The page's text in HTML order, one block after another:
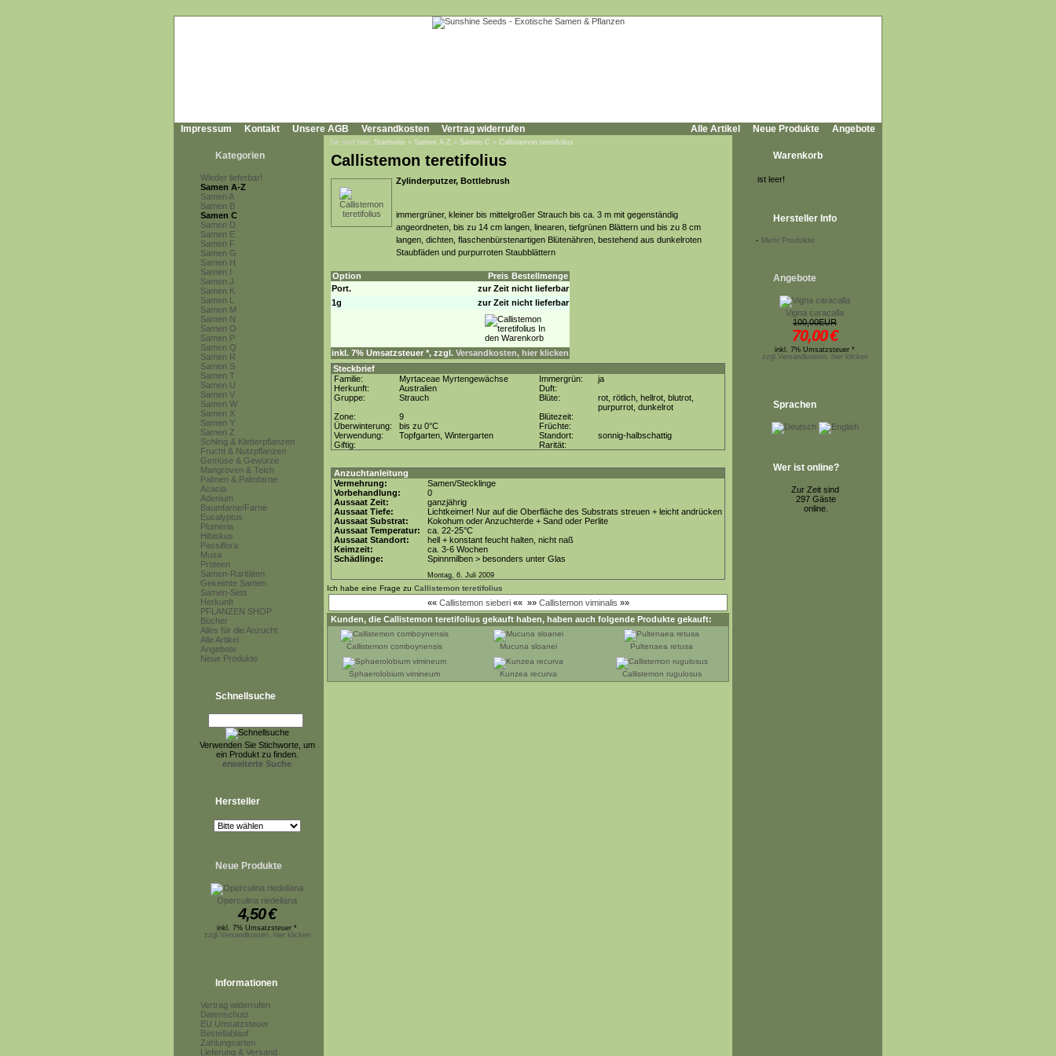
Impressum Kontakt Unsere AGB Versandkosten Vertrag widerrufen Alle Artikel Neue Produkte Angebote
Kategorien
Wieder lieferbar!
Samen A-Z
Samen A
Samen B
Samen C
Samen D
Samen E
Samen F
Samen G
Samen H
Samen I
Samen J
Samen K
Samen L
Samen M
Samen N
Samen O
Samen P
Samen Q
Samen R
Samen S
Samen T
Samen U
Samen V
Samen W
Samen X
Samen Y
Samen Z
Schling & Kletterpflanzen
Frucht & Nutzpflanzen
Gemüse & Gewürze
Mangroven & Teich
Palmen & Palmfarne
Acacia
Adenium
Baumfarne/Farne
Eucalyptus
Plumeria
Hibiskus
Passiflora
Musa
Proteen
Samen-Raritäten
Gekeimte Samen
Samen-Sets
Herkunft
PFLANZEN SHOP
Bücher
Alles für die Anzucht
Alle Artikel
Angebote
Neue Produkte
Schnellsuche
Verwenden Sie Stichworte, um
ein Produkt zu finden.
erweiterte Suche
Hersteller
Neue Produkte
Operculina riedeliana
4,50€
inkl. 7% Umsatzsteuer *
zzgl.Versandkosten, hier klicken
Informationen
Vertrag widerrufen
Datenschutz
EU Umsatzsteuer
Bestellablauf
Zahlungsarten
Lieferung & Versand
Sie sind hier: Startseite » Samen A-Z » Samen C » Callistemon teretifolius
Callistemon teretifolius
Zylinderputzer, Bottlebrush
immergrüner, kleiner bis mittelgroßer Strauch bis ca. 3 m mit gegenständig
angeordneten, bis zu 14 cm langen, linearen, tiefgrünen Blättern und bis zu 8 cm
langen, dichten, flaschenbürstenartigen Blütenähren, bestehend aus dunkelroten
Staubfäden und purpurroten Staubblättern
Option Preis Bestellmenge
Port.
zur Zeit nicht lieferbar
1g
zur Zeit nicht lieferbar
inkl. 7% Umsatzsteuer *, zzgl. Versandkosten, hier klicken
Steckbrief
Familie:
Myrtaceae Myrtengewächse Immergrün:
ja
Herkunft:
Australien
Duft:
Gruppe:
Strauch Blüte:
rot, rötlich, hellrot, blutrot,
purpurrot, dunkelrot
Zone:
9
Blütezeit:
Überwinterung:
bis zu 0°C
Früchte:
Verwendung:
Topfgarten, Wintergarten Standort:
sonnig-halbschattig
Giftig:
Rarität:
Anzuchtanleitung
Vermehrung:
Samen/Stecklinge
Vorbehandlung:
0
Aussaat Zeit:
ganzjährig
Aussaat Tiefe:
Lichtkeimer! Nur auf die Oberfläche des Substrats streuen + leicht andrücken
Aussaat Substrat:
Kokohum oder Anzuchterde + Sand oder Perlite
Aussaat Temperatur:
ca. 22-25°C
Aussaat Standort:
hell + konstant feucht halten, nicht naß
Keimzeit:
ca. 3-6 Wochen
Schädlinge:
Spinnmilben > besonders unter Glas
Montag, 6. Juli 2009
Ich habe eine Frage zu Callistemon teretifolius
«« Callistemon sieberi«« »» Callistemon viminalis »»
Kunden, die Callistemon teretifolius gekauft haben, haben auch folgende Produkte gekauft:
Callistemon comboynensis Mucuna sloanei Pultenaea retusa
Sphaerolobium vimineum Kunzea recurva Callistemon rugulosus
Warenkorb
ist leer!
Hersteller Info
- Mehr Produkte
Angebote
Vigna caracalla
100,00EUR
70,00€
inkl. 7% Umsatzsteuer *
zzgl.Versandkosten, hier klicken
Sprachen
Wer ist online?
Zur Zeit sind
297 Gäste
online.